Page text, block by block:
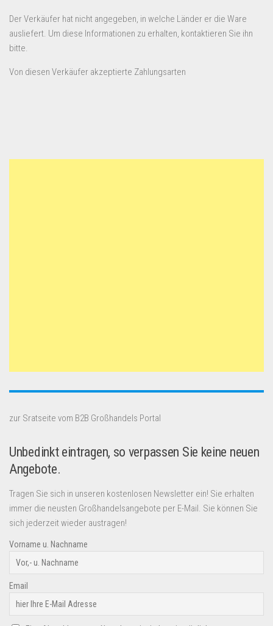
Der Verkäufer hat nicht angegeben, in welche Länder er die Ware
ausliefert. Um diese Informationen zu erhalten, kontaktieren Sie ihn
bitte.
Von diesen Verkäufer akzeptierte Zahlungsarten
zur Sratseite vom B2B Großhandels Portal
Unbedinkt eintragen, so verpassen Sie keine neuen
Angebote.
Tragen Sie sich in unseren kostenlosen Newsletter ein! Sie erhalten
immer die neusten Großhandelsangebote per E-Mail. Sie können Sie
sich jederzeit wieder austragen!
Vorname u. Nachname
Email